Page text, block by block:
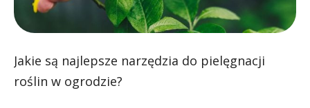
Jakie są najlepsze narzędzia do pielęgnacji
roślin w ogrodzie?